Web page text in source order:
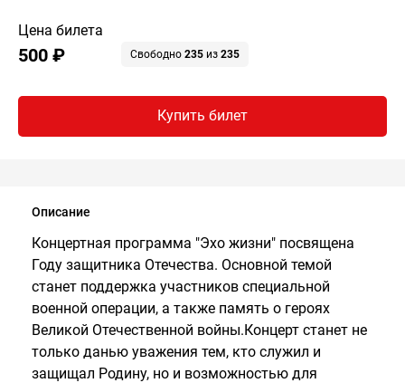
Цена билета
500 ₽ Свободно 235 из 235
Купить билет
Описание
Концертная программа "Эхо жизни" посвящена
Году защитника Отечества. Основной темой
станет поддержка участников специальной
военной операции, а также память о героях
Великой Отечественной войны.Концерт станет не
только данью уважения тем, кто служил и
защищал Родину, но и возможностью для